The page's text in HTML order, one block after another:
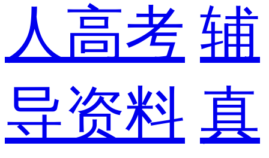
人高考 辅
导资料 真